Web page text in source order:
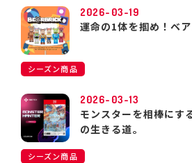
2026-03-19
運命の1体を掴め！ベ
シーズン商品
2026-03-13
モンスターを相棒にす
の生きる道。
シーズン商品